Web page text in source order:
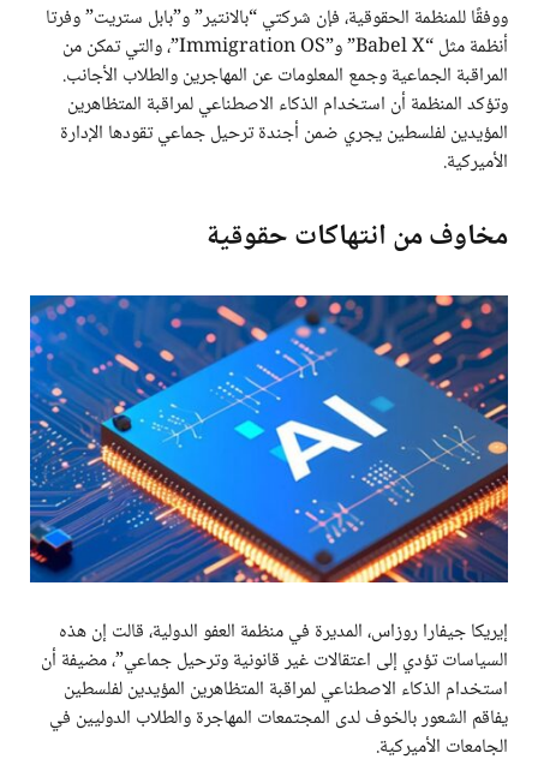
ووفقًا للمنظمة الحقوقية، فإن شركتي “بالانتير” و”بابل ستريت” وفرتا
أنظمة مثل “Babel X” و”Immigration OS”، والتي تمكن من
المراقبة الجماعية وجمع المعلومات عن المهاجرين والطلاب الأجانب.
وتؤكد المنظمة أن استخدام الذكاء الاصطناعي لمراقبة المتظاهرين
المؤيدين لفلسطين يجري ضمن أجندة ترحيل جماعي تقودها الإدارة
الأميركية.
مخاوف من انتهاكات حقوقية
إيريكا جيفارا روزاس، المديرة في منظمة العفو الدولية، قالت إن هذه
السياسات تؤدي إلى اعتقالات غير قانونية وترحيل جماعي”، مضيفة أن
استخدام الذكاء الاصطناعي لمراقبة المتظاهرين المؤيدين لفلسطين
يفاقم الشعور بالخوف لدى المجتمعات المهاجرة والطلاب الدوليين في
الجامعات الأميركية.